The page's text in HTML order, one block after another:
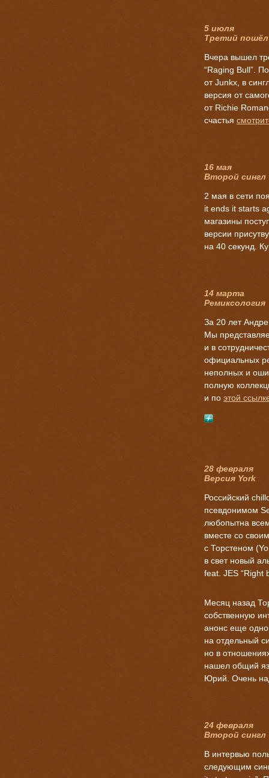
5 июля
Третий пошёл
Вчера вышел
“Raging Bull”.
от Junkx, в
версия от
от Richie
счастья
16 мая
Второй сингл
2 мая в сети
it ends it starts
магазины
версии
на 40 секунд.
14 марта
Ремиксология
За 20 лет
Мы
и в
официальных
неполных и
полную
и по этой
28 февраля
Версия York
Российский
псевдонимом
любопытна
вместе со
с Торстеном
в свет новый
feat. JES “Right
Месяц назад
собственную
анонс еще
на отдельный
но в
нашел общий
Юрий. Очень
24 февраля
Второй сингл
В интервью
следующим